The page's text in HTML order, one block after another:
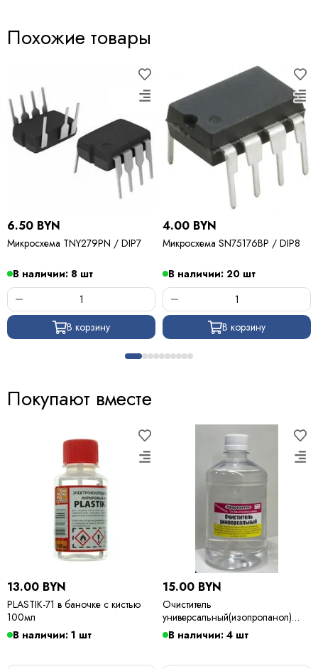
Похожие товары
6.50 BYN
Микросхема TNY279PN / DIP7
В наличии: 8 шт
В корзину
4.00 BYN
Микросхема SN75176BP / DIP8
В наличии: 20 шт
В корзину
Покупают вместе
13.00 BYN
PLASTIK-71 в баночке с кистью
100мл
В наличии: 1 шт
15.00 BYN
Очиститель
универсальный(изопропанол)
500мл
В наличии: 4 шт